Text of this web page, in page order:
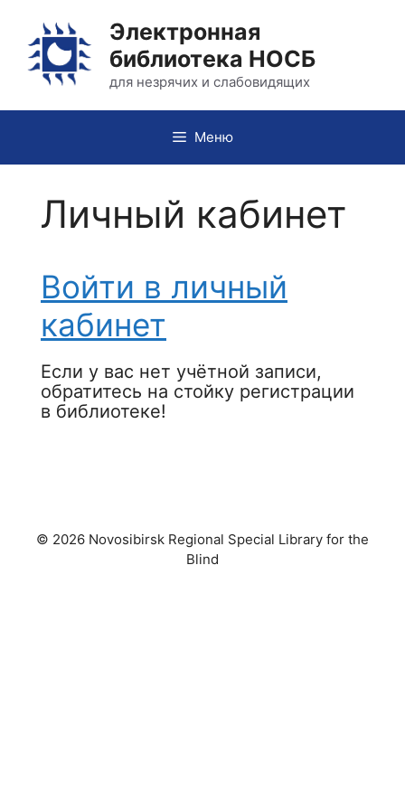
содержимому
Электронная
библиотека НОСБ
для незрячих и слабовидящих
Меню
Личный кабинет
Войти в личный
кабинет
Если у вас нет учётной записи,
обратитесь на стойку регистрации
в библиотеке!
© 2026 Novosibirsk Regional Special Library for the
Blind